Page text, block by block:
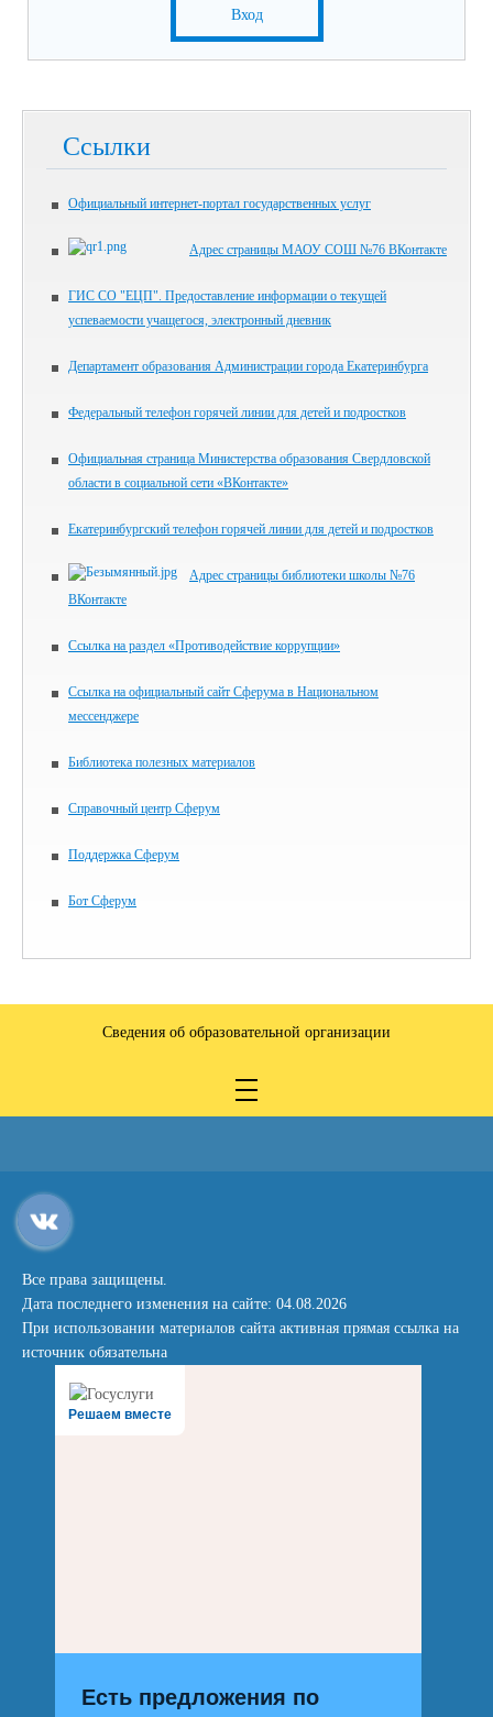
Вход
Ссылки
Официальный интернет-портал государственных услуг
Адрес страницы МАОУ СОШ №76 ВКонтакте
ГИС СО "ЕЦП". Предоставление информации о текущей
успеваемости учащегося, электронный дневник
Департамент образования Администрации города Екатеринбурга
Федеральный телефон горячей линии для детей и подростков
Официальная страница Министерства образования Свердловской
области в социальной сети «ВКонтакте»
Екатеринбургский телефон горячей линии для детей и подростков
Адрес страницы библиотеки школы №76
ВКонтакте
Ссылка на раздел «Противодействие коррупции»
Ссылка на официальный сайт Сферума в Национальном
мессенджере
Библиотека полезных материалов
Справочный центр Сферум
Поддержка Сферум
Бот Сферум
Сведения об образовательной организации
Все права защищены.
Дата последнего изменения на сайте: 04.08.2026
При использовании материалов сайта активная прямая ссылка на
источник обязательна
Решаем вместе
Есть предложения по